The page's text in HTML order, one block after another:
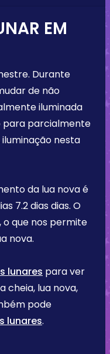
EM
. Durante
de não
iluminada
para parcialmente
nesta
da lua nova é
7.2 dias dias. O
o que nos permite
nova.
lunares para ver
cheia, lua nova,
pode
lunares.